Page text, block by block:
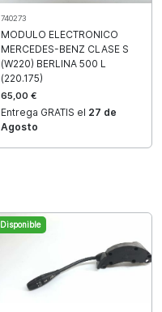
740273
MODULO ELECTRONICO
MERCEDES-BENZ CLASE S
(W220) BERLINA 500 L
(220.175)
65,00 €
Entrega GRATIS el 27 de
Agosto
Disponible